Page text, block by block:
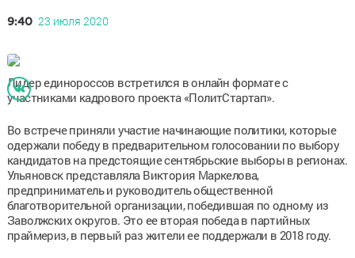
9:40 23 июля 2020
Лидер единороссов встретился в онлайн формате с
участниками кадрового проекта «ПолитСтартап».
Во встрече приняли участие начинающие политики, которые
одержали победу в предварительном голосовании по выбору
кандидатов на предстоящие сентябрьские выборы в регионах.
Ульяновск представляла Виктория Маркелова,
предприниматель и руководитель общественной
благотворительной организации, победившая по одному из
Заволжских округов. Это ее вторая победа в партийных
праймериз, в первый раз жители ее поддержали в 2018 году.